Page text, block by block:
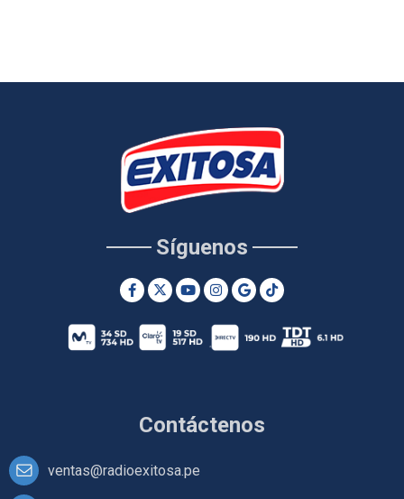
Contáctenos
ventas@radioexitosa.pe
Síguenos